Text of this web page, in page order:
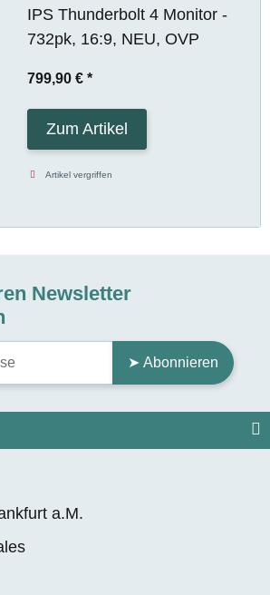
IPS Thunderbolt 4 Monitor -
732pk, 16:9, NEU, OVP
799,90 € *
Zum Artikel
Artikel vergriffen
Newsletter
➤ Abonnieren
a.M.